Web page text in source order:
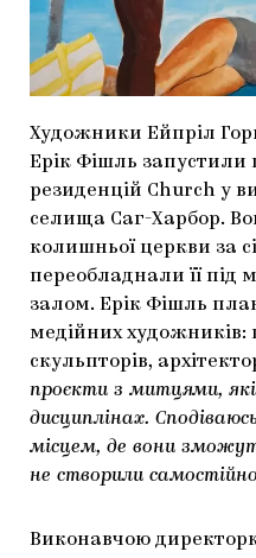
CARPATHIAN
Художники Ейпріл
Ерік Фішль запустили
резиденцій Church у
селища Саг-Харбор.
колишньої церкви за
переобладнали її під
залом. Ерік Фішль
медійних художників:
скульпторів,
проєкти з митцями,
дисциплінах.
місцем, де вони
не створили
Виконавчою